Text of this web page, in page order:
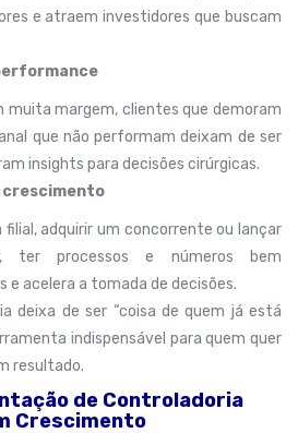
e atraem investidores que buscam
muita margem, clientes que demoram
que não performam deixam de ser
insights para decisões cirúrgicas.
crescimento
filial, adquirir um concorrente ou lançar
ter processos e números bem
e acelera a tomada de decisões.
deixa de ser “coisa de quem já está
indispensável para quem quer
resultado.
de Controladoria
Crescimento